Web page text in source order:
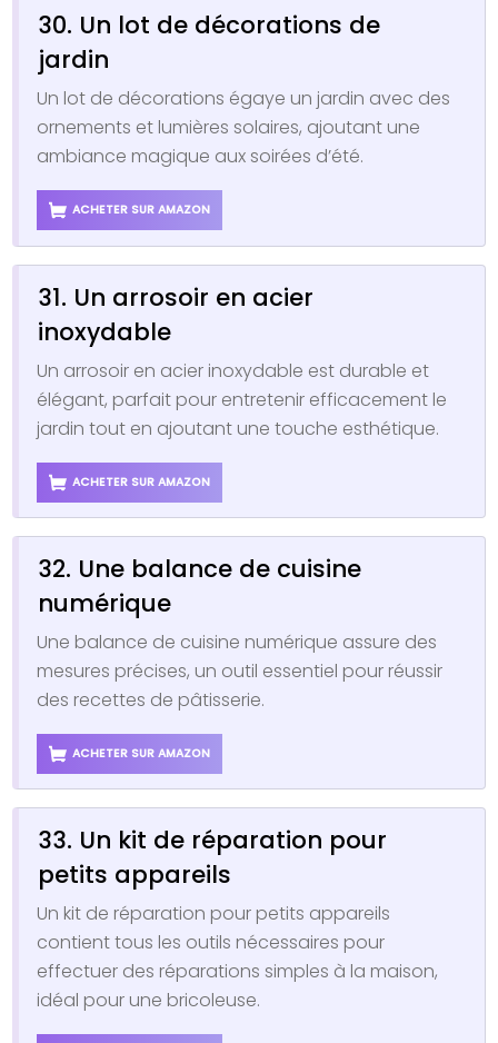
30. Un lot de décorations de
jardin
Un lot de décorations égaye un jardin avec des
ornements et lumières solaires, ajoutant une
ambiance magique aux soirées d’été.
ACHETER SUR AMAZON
31. Un arrosoir en acier
inoxydable
Un arrosoir en acier inoxydable est durable et
élégant, parfait pour entretenir efficacement le
jardin tout en ajoutant une touche esthétique.
ACHETER SUR AMAZON
32. Une balance de cuisine
numérique
Une balance de cuisine numérique assure des
mesures précises, un outil essentiel pour réussir
des recettes de pâtisserie.
ACHETER SUR AMAZON
33. Un kit de réparation pour
petits appareils
Un kit de réparation pour petits appareils
contient tous les outils nécessaires pour
effectuer des réparations simples à la maison,
idéal pour une bricoleuse.